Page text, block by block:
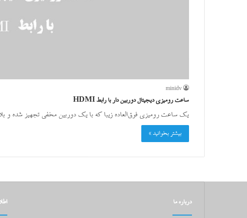
minidv
ساعت رومیزی دیجیتال دوربین دار با رابط HDMI
یک ساعت رومیزی فوق‌العاده زیبا که با یک دوربین مخفی تجهیز شده و
بیشتر بخوانید »
درباره ما